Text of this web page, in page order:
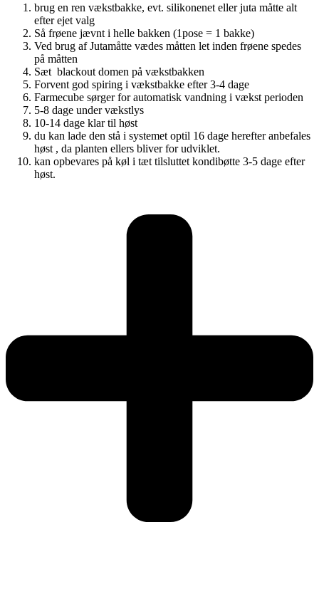
brug en ren vækstbakke, evt. silikonenet eller juta måtte alt
efter ejet valg
Så frøene jævnt i helle bakken (1pose = 1 bakke)
Ved brug af Jutamåtte vædes måtten let inden frøene spedes
på måtten
Sæt blackout domen på vækstbakken
Forvent god spiring i vækstbakke efter 3-4 dage
Farmecube sørger for automatisk vandning i vækst perioden
5-8 dage under vækstlys
10-14 dage klar til høst
du kan lade den stå i systemet optil 16 dage herefter anbefales
høst , da planten ellers bliver for udviklet.
kan opbevares på køl i tæt tilsluttet kondibøtte 3-5 dage efter
høst.